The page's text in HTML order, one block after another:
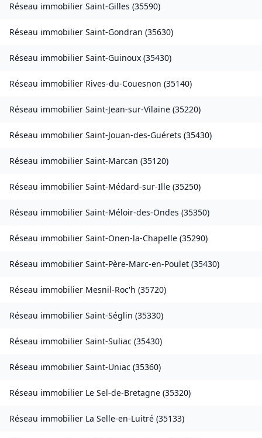
Réseau immobilier Saint-Gilles (35590)
Réseau immobilier Saint-Gondran (35630)
Réseau immobilier Saint-Guinoux (35430)
Réseau immobilier Rives-du-Couesnon (35140)
Réseau immobilier Saint-Jean-sur-Vilaine (35220)
Réseau immobilier Saint-Jouan-des-Guérets (35430)
Réseau immobilier Saint-Marcan (35120)
Réseau immobilier Saint-Médard-sur-Ille (35250)
Réseau immobilier Saint-Méloir-des-Ondes (35350)
Réseau immobilier Saint-Onen-la-Chapelle (35290)
Réseau immobilier Saint-Père-Marc-en-Poulet (35430)
Réseau immobilier Mesnil-Roc'h (35720)
Réseau immobilier Saint-Séglin (35330)
Réseau immobilier Saint-Suliac (35430)
Réseau immobilier Saint-Uniac (35360)
Réseau immobilier Le Sel-de-Bretagne (35320)
Réseau immobilier La Selle-en-Luitré (35133)